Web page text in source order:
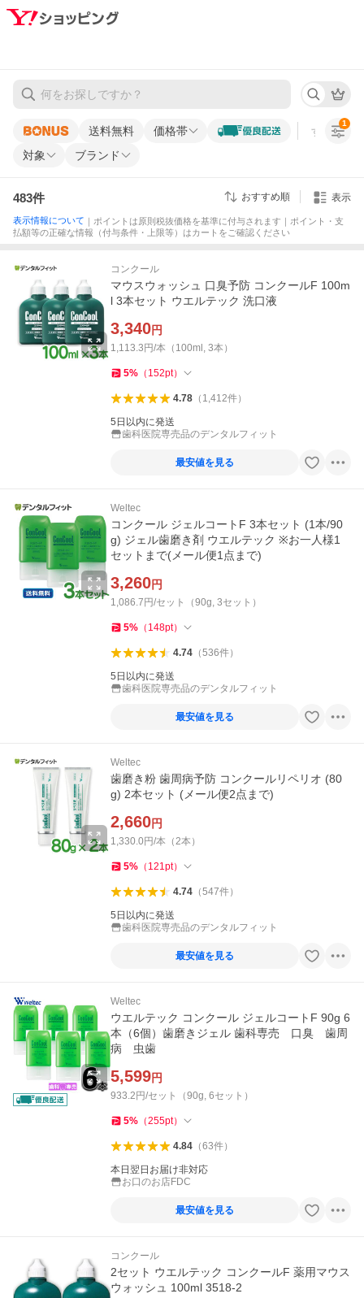
送料無料 価格帯 すべての条
対象 ブランド
1
483件 おすすめ順 表示
表示情報について ｜ポイントは原則税抜価格を基準に付与されます｜ポイント・支
払額等の正確な情報（付与条件・上限等）はカートをご確認ください
コンクール
マウスウォッシュ 口臭予防 コンクールF 100m
l 3本セット ウエルテック 洗口液
3,340円
1,113.3円/本（100ml, 3本）
5% （ 152pt）
4.78（ 1,412件）
5日以内に発送
歯科医院専売品のデンタルフィット
最安値を見る
Weltec
コンクール ジェルコートF 3本セット (1本/90
g) ジェル歯磨き剤 ウエルテック ※お一人様1
セットまで(メール便1点まで)
3,260円
1,086.7円/セット（90g, 3セット）
5% （ 148pt）
4.74（536件）
5日以内に発送
歯科医院専売品のデンタルフィット
最安値を見る
Weltec
歯磨き粉 歯周病予防 コンクールリペリオ (80
g) 2本セット (メール便2点まで)
2,660円
1,330.0円/本（2本）
5% （ 121pt）
4.74（547件）
5日以内に発送
歯科医院専売品のデンタルフィット
最安値を見る
Weltec
ウエルテック コンクール ジェルコートF 90g 6
本（6個）歯磨きジェル 歯科専売 口臭 歯周
病 虫歯
5,599円
933.2円/セット（90g, 6セット）
5% （255pt）
4.84（63件）
本日翌日お届け非対応
お口のお店FDC
最安値を見る
コンクール
2セット ウエルテック コンクールF 薬用マウス
ウォッシュ 100ml 3518-2